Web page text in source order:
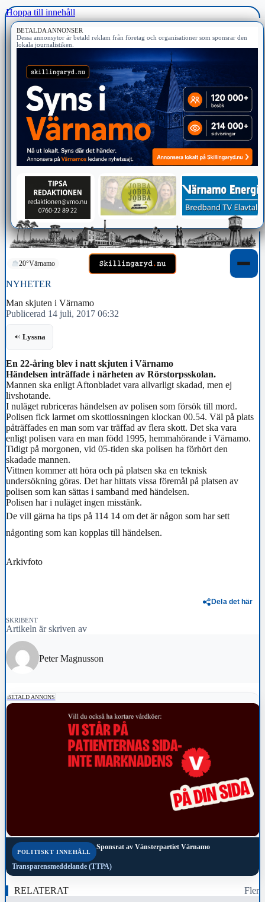
Hoppa till innehåll
BETALDA ANNONSER
Dessa annonsytor är betald reklam från företag och organisationer som sponsrar den
lokala journalistiken.
20°Värnamo
NYHETER
Man skjuten i Värnamo
Publicerad 14 juli, 2017 06:32
Lyssna
En 22-åring blev i natt skjuten i Värnamo
Händelsen inträffade i närheten av Rörstorpsskolan.
Mannen ska enligt Aftonbladet vara allvarligt skadad, men ej
livshotande.
I nuläget rubriceras händelsen av polisen som försök till mord.
Polisen fick larmet om skottlossningen klockan 00.54. Väl på plats
påträffades en man som var träffad av flera skott. Det ska vara
enligt polisen vara en man född 1995, hemmahörande i Värnamo.
Tidigt på morgonen, vid 05-tiden ska polisen ha förhört den
skadade mannen.
Vittnen kommer att höra och på platsen ska en teknisk
undersökning göras. Det har hittats vissa föremål på platsen av
polisen som kan sättas i samband med händelsen.
Polisen har i nuläget ingen misstänk.
De vill gärna ha tips på 114 14 om det är någon som har sett
någonting som kan kopplas till händelsen.
Arkivfoto
Dela det här
SKRIBENT
Artikeln är skriven av
Peter Magnusson
BETALD ANNONS
POLITISKT INNEHÅLL
Sponsrat av Vänsterpartiet Värnamo
Transparensmeddelande (TTPA)
RELATERAT Fler